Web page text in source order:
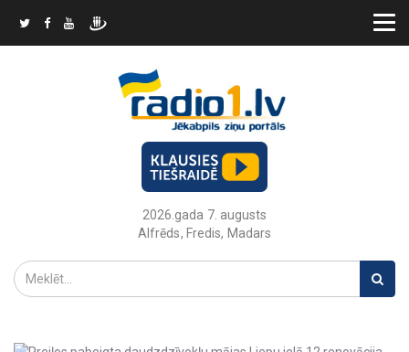
2026.gada 7. augusts
Alfrēds, Fredis, Madars